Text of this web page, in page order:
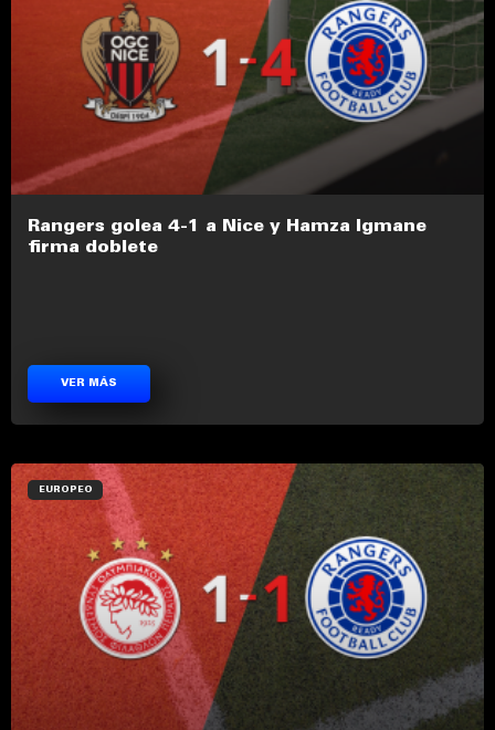
Rangers golea 4-1 a Nice y Hamza Igmane
firma doblete
VER MÁS
EUROPEO